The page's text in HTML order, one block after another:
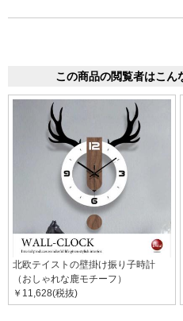
この商品の閲覧者はこん
北欧テイストの壁掛け振り子時計
（おしゃれな鹿モチーフ）
￥11,628(税抜)